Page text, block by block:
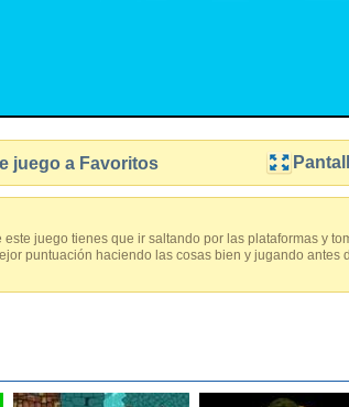
juego a Favoritos
juego tienes que ir saltando por las plataformas y
puntuación haciendo las cosas bien y jugando antes